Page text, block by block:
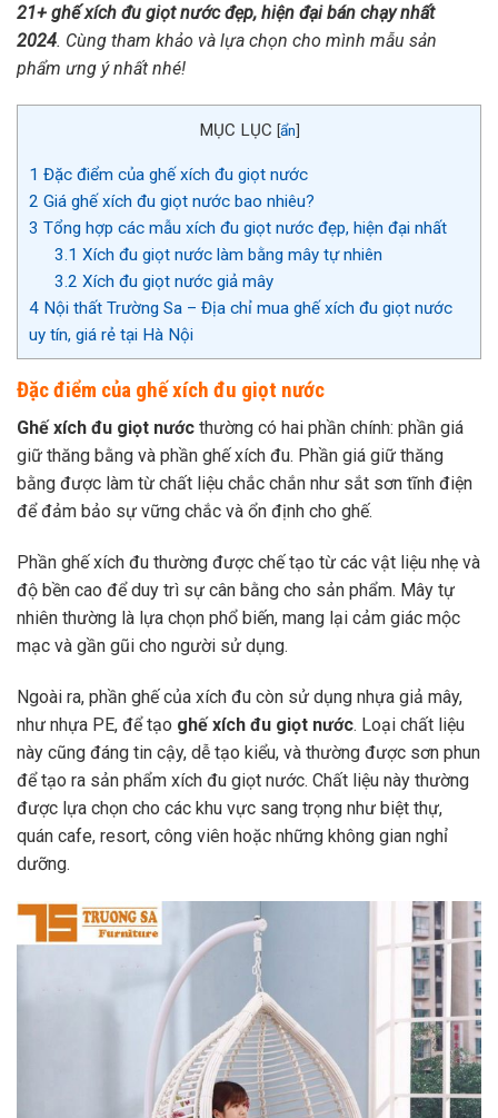
21+ ghế xích đu giọt nước đẹp, hiện đại bán chạy nhất
2024. Cùng tham khảo và lựa chọn cho mình mẫu sản
phẩm ưng ý nhất nhé!
MỤC LỤC [ẩn]
1 Đặc điểm của ghế xích đu giọt nước
2 Giá ghế xích đu giọt nước bao nhiêu?
3 Tổng hợp các mẫu xích đu giọt nước đẹp, hiện đại nhất
3.1 Xích đu giọt nước làm bằng mây tự nhiên
3.2 Xích đu giọt nước giả mây
4 Nội thất Trường Sa – Địa chỉ mua ghế xích đu giọt nước
uy tín, giá rẻ tại Hà Nội
Đặc điểm của ghế xích đu giọt nước
Ghế xích đu giọt nước thường có hai phần chính: phần giá
giữ thăng bằng và phần ghế xích đu. Phần giá giữ thăng
bằng được làm từ chất liệu chắc chắn như sắt sơn tĩnh điện
để đảm bảo sự vững chắc và ổn định cho ghế.
Phần ghế xích đu thường được chế tạo từ các vật liệu nhẹ và
độ bền cao để duy trì sự cân bằng cho sản phẩm. Mây tự
nhiên thường là lựa chọn phổ biến, mang lại cảm giác mộc
mạc và gần gũi cho người sử dụng.
Ngoài ra, phần ghế của xích đu còn sử dụng nhựa giả mây,
như nhựa PE, để tạo ghế xích đu giọt nước. Loại chất liệu
này cũng đáng tin cậy, dễ tạo kiểu, và thường được sơn phun
để tạo ra sản phẩm xích đu giọt nước. Chất liệu này thường
được lựa chọn cho các khu vực sang trọng như biệt thự,
quán cafe, resort, công viên hoặc những không gian nghỉ
dưỡng.